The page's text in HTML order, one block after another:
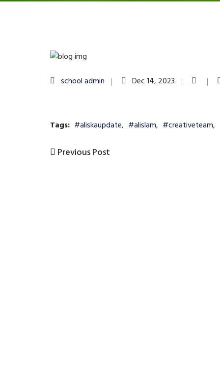
school admin Dec 14, 2023
Tags: #aliskaupdate, #alislam, #creativeteam,
Post
Previous
Previous Post